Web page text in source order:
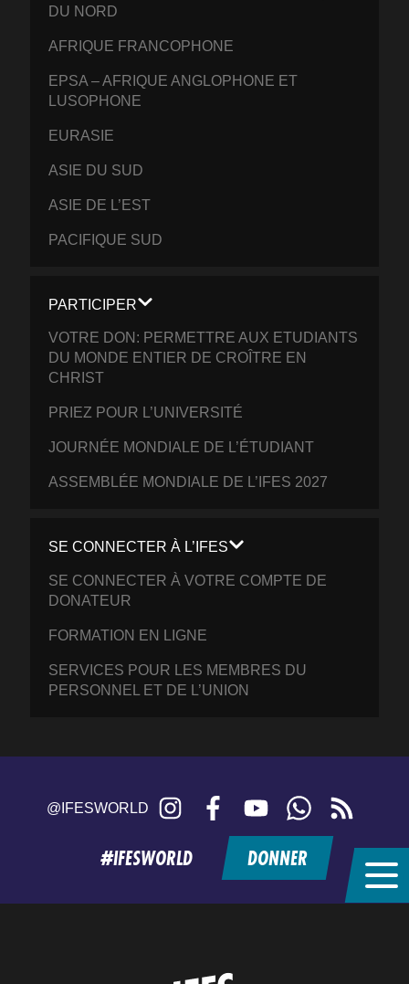
DU NORD
AFRIQUE FRANCOPHONE
EPSA – AFRIQUE ANGLOPHONE ET
LUSOPHONE
EURASIE
ASIE DU SUD
ASIE DE L’EST
PACIFIQUE SUD
PARTICIPER
VOTRE DON: PERMETTRE AUX ETUDIANTS
DU MONDE ENTIER DE CROÎTRE EN
CHRIST
PRIEZ POUR L’UNIVERSITÉ
JOURNÉE MONDIALE DE L’ÉTUDIANT
ASSEMBLÉE MONDIALE DE L’IFES 2027
SE CONNECTER À L’IFES
SE CONNECTER À VOTRE COMPTE DE
DONATEUR
FORMATION EN LIGNE
SERVICES POUR LES MEMBRES DU
PERSONNEL ET DE L’UNION
@IFESWORLD Instagram FacebookYouTubeWhatsApp
feed
#IFESWORLD DONNER